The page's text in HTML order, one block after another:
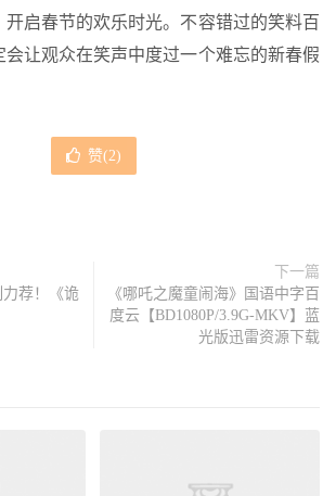
开启春节的欢乐时光。不容错过的笑料百
会让观众在笑声中度过一个难忘的新春假
赞(2)
力荐！《诡
下一篇
《哪吒之魔童闹海》国语中字百
度云【BD1080P/3.9G-MKV】蓝
光版迅雷资源下载